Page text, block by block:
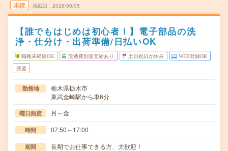
未読 掲載日 2026/08/05
【誰でもはじめは初心者！】電子部品の洗
浄・仕分け・出荷準備/日払いOK
職種未経験OK 交通費別途支給あり 土日祝日が休み WEB登録OK
派遣
勤務地
栃木県栃木市
東武金崎駅から車6分
曜日頻度 月～金
時間 07:50～17:00
期間 長期でお仕事できる方、大歓迎！